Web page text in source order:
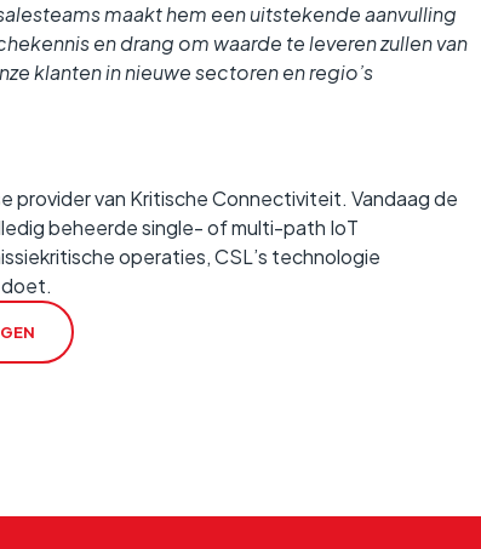
maakt hem een uitstekende aanvulling
en drang om waarde te leveren zullen van
klanten in nieuwe sectoren en regio’s
provider van Kritische Connectiviteit. Vandaag de
beheerde single- of multi-path IoT
operaties, CSL’s technologie